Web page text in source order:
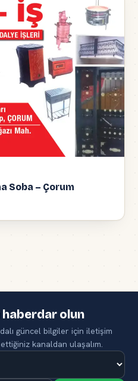
Soba – Çorum
olun
güncel bilgiler için iletişim
ettiğiniz kanaldan ulaşalım.